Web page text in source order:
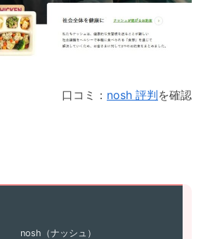
口コミ： nosh 評判を確認
nosh（ナッシュ）